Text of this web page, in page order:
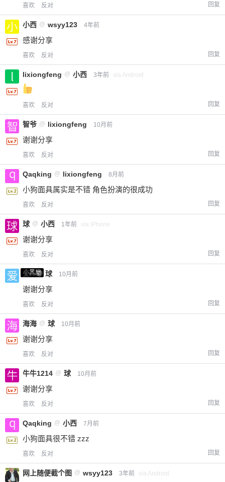
喜欢 反对 回复
小西 @ wsyy123 4年前
感谢分享
喜欢 反对 回复
lixiongfeng @ 小西 3年前 via Android
喜欢 反对 回复
智爷 @ lixiongfeng 10月前
谢谢分享
喜欢 反对 回复
Qaqking @ lixiongfeng 8月前
小狗面具属实是不错 角色扮演的很成功
喜欢 反对 回复
球 @ 小西 1年前 via iPhone
谢谢分享
喜欢 反对 回复
小黑屋
爱X @ 球 10月前
谢谢分享
喜欢 反对 回复
海海 @ 球 10月前
谢谢分享
喜欢 反对 回复
牛牛1214 @ 球 10月前
谢谢分享
喜欢 反对 回复
Qaqking @ 小西 7月前
小狗面具很不错 zzz
喜欢 反对 回复
网上随便截个图 @ wsyy123 3年前 via Android